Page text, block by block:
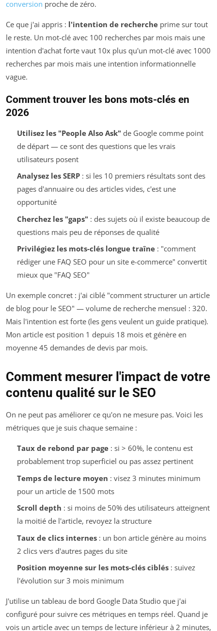
conversion proche de zéro.
Ce que j'ai appris : l'intention de recherche prime sur tout
le reste. Un mot-clé avec 100 recherches par mois mais une
intention d'achat forte vaut 10x plus qu'un mot-clé avec 1000
recherches par mois mais une intention informationnelle
vague.
Comment trouver les bons mots-clés en
2026
Utilisez les "People Also Ask" de Google comme point
de départ — ce sont des questions que les vrais
utilisateurs posent
Analysez les SERP: si les 10 premiers résultats sont des
pages d'annuaire ou des articles vides, c'est une
opportunité
Cherchez les "gaps" : des sujets où il existe beaucoup de
questions mais peu de réponses de qualité
Privilégiez les mots-clés longue traîne: "comment
rédiger une FAQ SEO pour un site e-commerce" convertit
mieux que "FAQ SEO"
Un exemple concret : j'ai ciblé "comment structurer un article
de blog pour le SEO" — volume de recherche mensuel : 320.
Mais l'intention est forte (les gens veulent un guide pratique).
Mon article est position 1 depuis 18 mois et génère en
moyenne 45 demandes de devis par mois.
Comment mesurer l'impact de votre
contenu qualité sur le SEO
On ne peut pas améliorer ce qu'on ne mesure pas. Voici les
métriques que je suis chaque semaine :
Taux de rebond par page: si > 60%, le contenu est
probablement trop superficiel ou pas assez pertinent
Temps de lecture moyen : visez 3 minutes minimum
pour un article de 1500 mots
Scroll depth : si moins de 50% des utilisateurs atteignent
la moitié de l'article, revoyez la structure
Taux de clics internes: un bon article génère au moins
2 clics vers d'autres pages du site
Position moyenne sur les mots-clés ciblés: suivez
l'évolution sur 3 mois minimum
J'utilise un tableau de bord Google Data Studio que j'ai
configuré pour suivre ces métriques en temps réel. Quand je
vois un article avec un temps de lecture inférieur à 2 minutes,